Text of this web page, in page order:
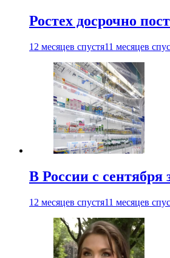
Ростех досрочно
12 месяцев спустя11 месяцев
В России с сентября
12 месяцев спустя11 месяцев